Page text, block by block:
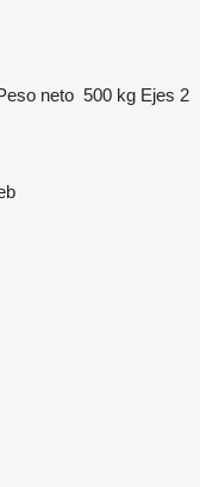
neto 500 kg Ejes 2